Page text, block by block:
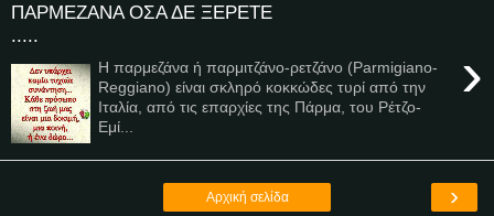
ΠΑΡΜΕΖΑΝΑ ΟΣΑ ΔΕ ΞΕΡΕΤΕ
.....
›
Η παρμεζάνα ή παρμιτζάνο-ρετζάνο (Parmigiano-
Reggiano) είναι σκληρό κοκκώδες τυρί από την
Ιταλία, από τις επαρχίες της Πάρμα, του Ρέτζο-
Εμί...
›
Αρχική σελίδα